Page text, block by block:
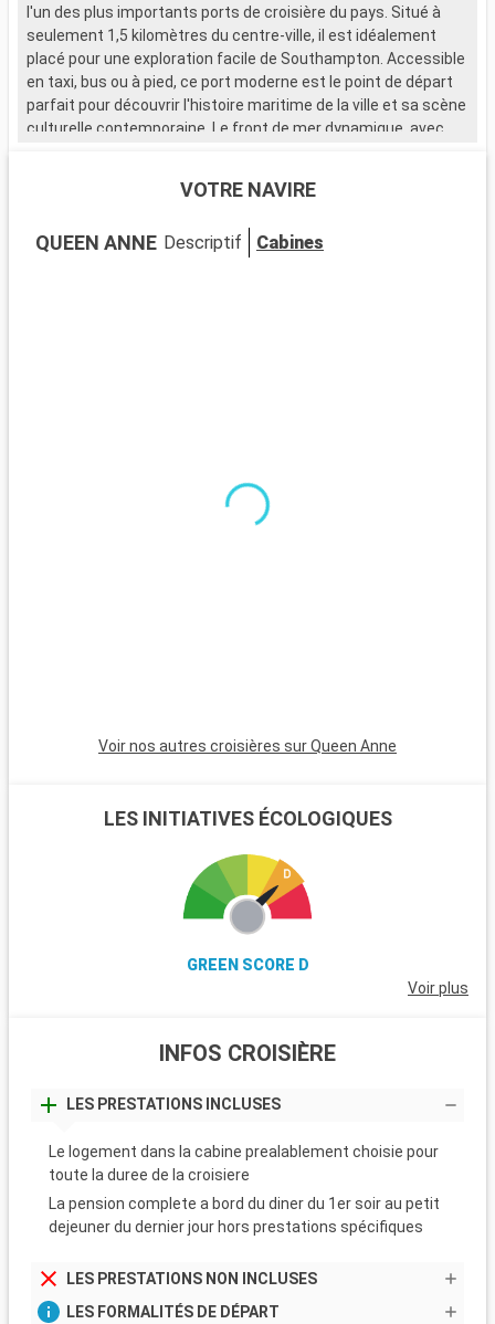
l'un des plus importants ports de croisière du pays. Situé à
seulement 1,5 kilomètres du centre-ville, il est idéalement
placé pour une exploration facile de Southampton. Accessible
en taxi, bus ou à pied, ce port moderne est le point de départ
parfait pour découvrir l'histoire maritime de la ville et sa scène
culturelle contemporaine. Le front de mer dynamique, avec
Southampton, ville portuaire chargée d'histoire, est riche en
Les environs de Southampton proposent de nombreuses
excursions. Le parc national de New Forest, proche de la ville,
VOTRE NAVIRE
QUEEN ANNE Descriptif Cabines
Voir nos autres croisières sur Queen Anne
LES INITIATIVES ÉCOLOGIQUES
GREEN SCORE D
Voir plus
INFOS CROISIÈRE
LES PRESTATIONS INCLUSES
Le logement dans la cabine prealablement choisie pour
toute la duree de la croisiere
La pension complete a bord du diner du 1er soir au petit
dejeuner du dernier jour hors prestations spécifiques
LES PRESTATIONS NON INCLUSES
LES FORMALITÉS DE DÉPART